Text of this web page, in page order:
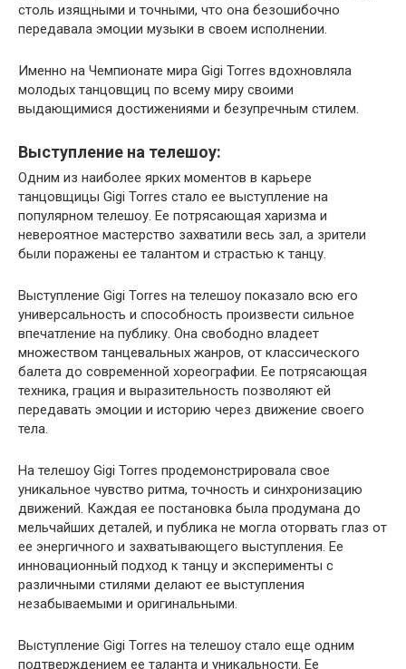
столь изящными и точными, что она безошибочно
передавала эмоции музыки в своем исполнении.
Именно на Чемпионате мира Gigi Torres вдохновляла
молодых танцовщиц по всему миру своими
выдающимися достижениями и безупречным стилем.
Выступление на телешоу:
Одним из наиболее ярких моментов в карьере
танцовщицы Gigi Torres стало ее выступление на
популярном телешоу. Ее потрясающая харизма и
невероятное мастерство захватили весь зал, а зрители
были поражены ее талантом и страстью к танцу.
Выступление Gigi Torres на телешоу показало всю его
универсальность и способность произвести сильное
впечатление на публику. Она свободно владеет
множеством танцевальных жанров, от классического
балета до современной хореографии. Ее потрясающая
техника, грация и выразительность позволяют ей
передавать эмоции и историю через движение своего
тела.
На телешоу Gigi Torres продемонстрировала свое
уникальное чувство ритма, точность и синхронизацию
движений. Каждая ее постановка была продумана до
мельчайших деталей, и публика не могла оторвать глаз от
ее энергичного и захватывающего выступления. Ее
инновационный подход к танцу и эксперименты с
различными стилями делают ее выступления
незабываемыми и оригинальными.
Выступление Gigi Torres на телешоу стало еще одним
подтверждением ее таланта и уникальности. Ее